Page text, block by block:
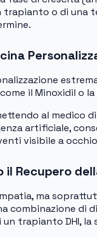
o di una
il Minoxidil o
al medico
artificiale,
visibile a
il Recupero
ma
combinazione di
trapianto DHI,